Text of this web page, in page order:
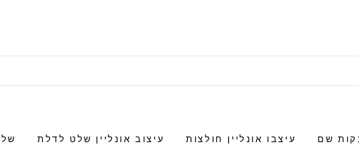
שם עיצבו אונליין חולצות עיצוב אונליין שלט לדלת